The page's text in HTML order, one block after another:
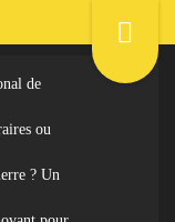
de
ou
? Un